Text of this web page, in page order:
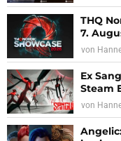
THQ
7.
von
Ex
Steam
von